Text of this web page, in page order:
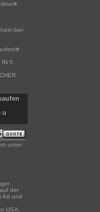
#
bei-
#
IN 5
u
unter
der
Art und
USA,